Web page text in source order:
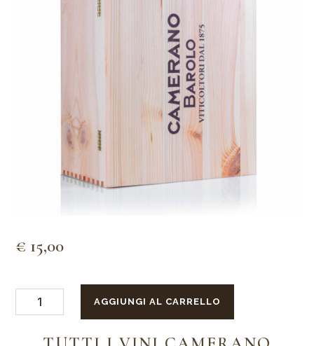
€ 15,00
Confezione
legno
bottiglie
AGGIUNGI AL CARRELLO